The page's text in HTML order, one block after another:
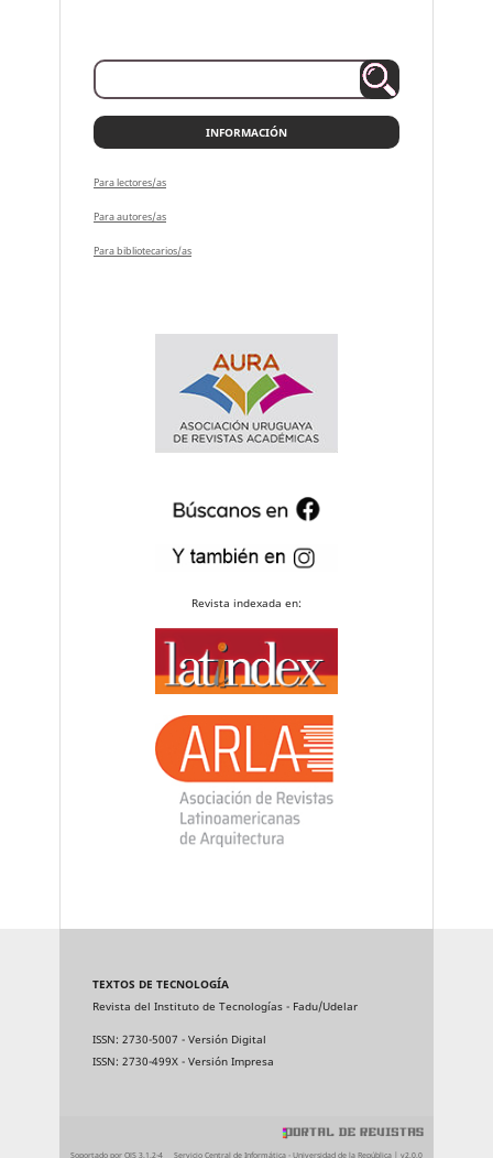
INFORMACIÓN
Para lectores/as
Para autores/as
Para bibliotecarios/as
Revista indexada en:
TEXTOS DE TECNOLOGÍA
Revista del Instituto de Tecnologías - Fadu/Udelar
ISSN: 2730-5007 - Versión Digital
ISSN: 2730-499X - Versión Impresa
Soportado por OJS 3.1.2-4 Servicio Central de Informática - Universidad de la República | v2.0.0